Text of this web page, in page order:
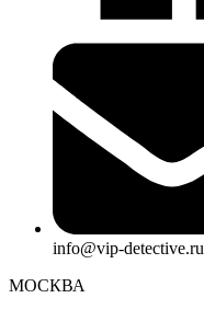
info@vip-detective.ru
МОСКВА